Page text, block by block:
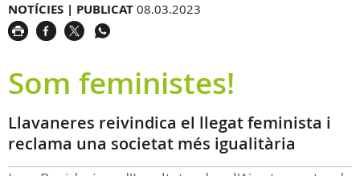
NOTÍCIES | PUBLICAT 08.03.2023
Som feministes!
Llavaneres reivindica el llegat feminista i
reclama una societat més igualitària